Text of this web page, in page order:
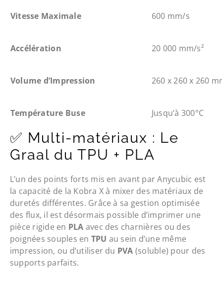
Vitesse Maximale 600 mm/s
Accélération 20 000 mm/s²
Volume d’Impression 260 x 260 x 260
Température Buse Jusqu’à 300°C
✅ Multi-matériaux : Le
Graal du TPU + PLA
L’un des points forts mis en avant par Anycubic est
la capacité de la Kobra X à mixer des matériaux de
duretés différentes. Grâce à sa gestion optimisée
des flux, il est désormais possible d’imprimer une
pièce rigide en PLA avec des charnières ou des
poignées souples en TPU au sein d’une même
impression, ou d’utiliser du PVA (soluble) pour des
supports parfaits.